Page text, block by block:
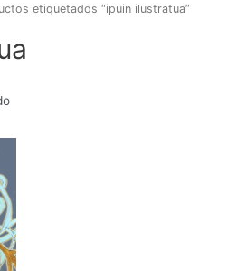
etiquetados “ipuin ilustratua”